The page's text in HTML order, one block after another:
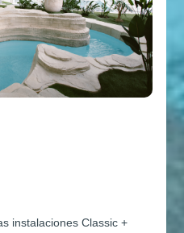
instalaciones Classic +